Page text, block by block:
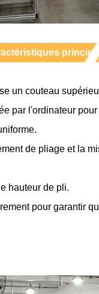
un couteau
par l'ordinateur
de pliage et la
hauteur de pli.
pour garantir